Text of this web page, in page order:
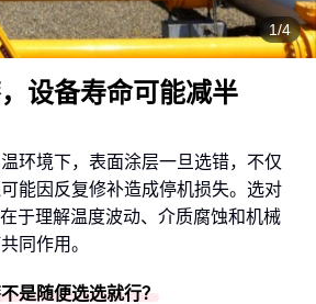
1/4
设备寿命可能减半
环境下，表面涂层一旦选错，不仅
能因反复修补造成停机损失。选对
于理解温度波动、介质腐蚀和机械
同作用。
是随便选选就行？